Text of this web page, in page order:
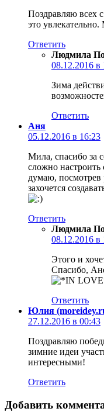
Поздравляю всех
это
Ответить
Людмила
08.12.2016 в
Зима
Ответить
Аня
05.12.2016 в 16:23
Мила, спасибо за
сложно настроить
думаю, посмотрев
захочется
Ответить
Людмила
08.12.2016 в
Этого и
Спасибо,
Ответить
Юлия
27.12.2016 в 00:43
Поздравляю
зимние идеи
интересными!
Ответить
Добавить